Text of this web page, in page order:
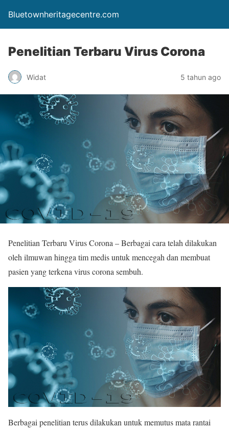
Bluetownheritagecentre.com
Penelitian Terbaru Virus Corona
Widat 5 tahun ago
Penelitian Terbaru Virus Corona – Berbagai cara telah dilakukan
oleh ilmuwan hingga tim medis untuk mencegah dan membuat
pasien yang terkena virus corona sembuh.
Berbagai penelitian terus dilakukan untuk memutus mata rantai